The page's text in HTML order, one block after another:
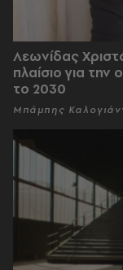
Λεωνίδας
πλαίσιο για την
το 2030
Μπάμπης